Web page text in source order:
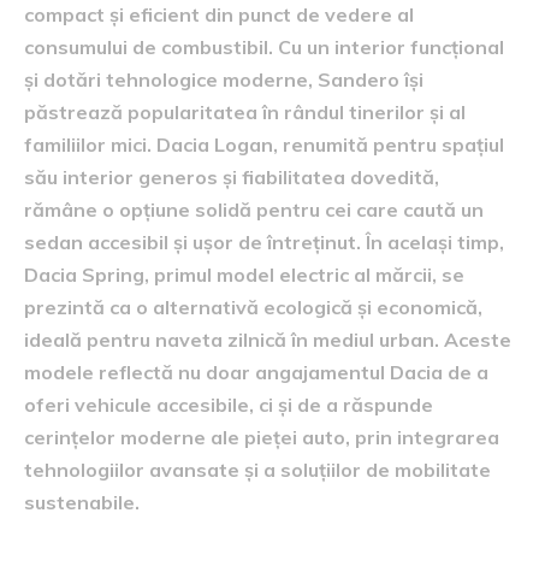
compact și eficient din punct de vedere al
consumului de combustibil. Cu un interior funcțional
și dotări tehnologice moderne, Sandero își
păstrează popularitatea în rândul tinerilor și al
familiilor mici. Dacia Logan, renumită pentru spațiul
său interior generos și fiabilitatea dovedită,
rămâne o opțiune solidă pentru cei care caută un
sedan accesibil și ușor de întreținut. În același timp,
Dacia Spring, primul model electric al mărcii, se
prezintă ca o alternativă ecologică și economică,
ideală pentru naveta zilnică în mediul urban. Aceste
modele reflectă nu doar angajamentul Dacia de a
oferi vehicule accesibile, ci și de a răspunde
cerințelor moderne ale pieței auto, prin integrarea
tehnologiilor avansate și a soluțiilor de mobilitate
sustenabile.